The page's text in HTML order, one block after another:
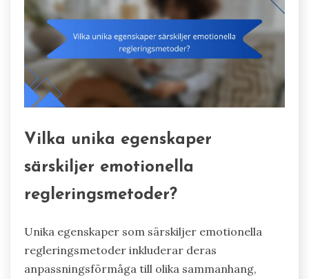
Vilka unika egenskaper
särskiljer emotionella
regleringsmetoder?
Unika egenskaper som särskiljer emotionella
regleringsmetoder inkluderar deras
anpassningsförmåga till olika sammanhang,